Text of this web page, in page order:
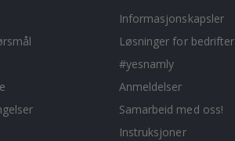
Informasjonskapsler
Løsninger for bedrifter
#yesnamly
Anmeldelser
Samarbeid med oss!
Instruksjoner